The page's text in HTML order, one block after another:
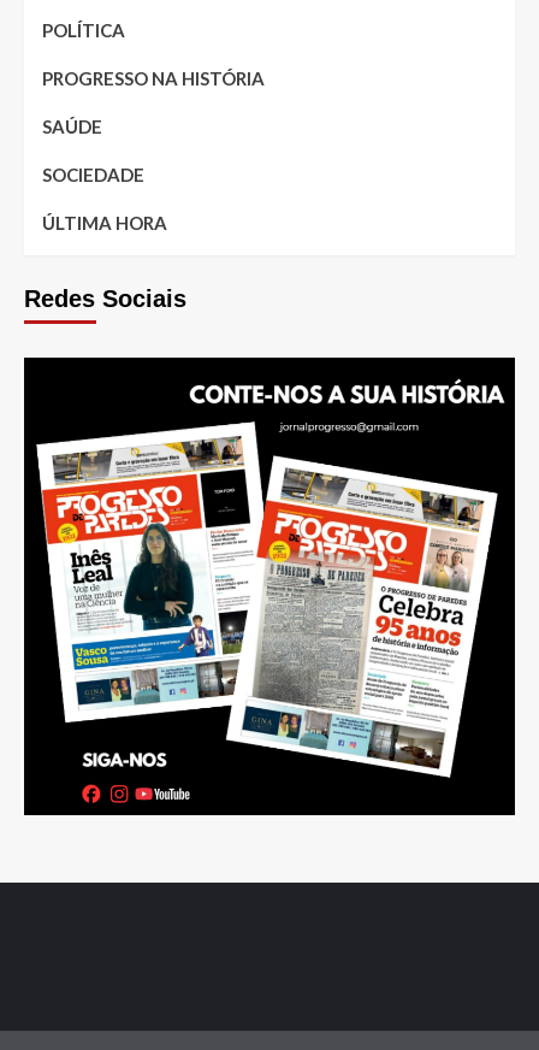
POLÍTICA
PROGRESSO NA HISTÓRIA
SAÚDE
SOCIEDADE
ÚLTIMA HORA
Redes Sociais